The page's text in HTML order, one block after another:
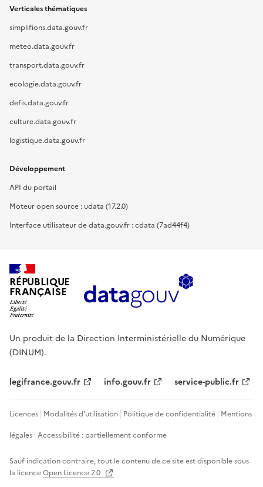
Verticales thématiques
simplifions.data.gouv.fr
meteo.data.gouv.fr
transport.data.gouv.fr
ecologie.data.gouv.fr
defis.data.gouv.fr
culture.data.gouv.fr
logistique.data.gouv.fr
Développement
API du portail
Moteur open source : udata (17.2.0)
Interface utilisateur de data.gouv.fr : cdata (7ad44f4)
RÉPUBLIQUE
FRANÇAISE
Un produit de la Direction Interministérielle du Numérique
(DINUM).
legifrance.gouv.fr info.gouv.fr service-public.fr
Licences Modalités d'utilisation Politique de confidentialité Mentions
légales Accessibilité : partiellement conforme
Sauf indication contraire, tout le contenu de ce site est disponible sous
la licenceOpen Licence 2.0